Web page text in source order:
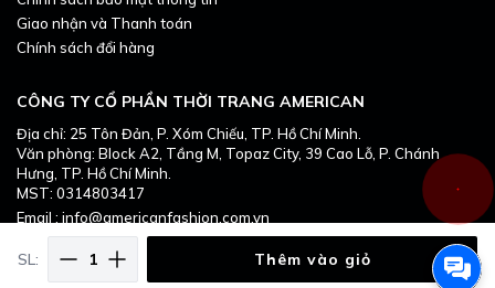
SL: Thêm vào giỏ
CÔNG TY CỔ PHẦN THỜI TRANG AMERICAN
Địa chỉ: 25 Tôn Đản, P. Xóm Chiếu, TP. Hồ Chí Minh.
Văn phòng: Block A2, Tầng M, Topaz City, 39 Cao Lỗ, P. Chánh
Hưng, TP. Hồ Chí Minh.
MST: 0314803417
Email : info@americanfashion.com.vn
Giao nhận và Thanh toán
Chính sách đổi hàng